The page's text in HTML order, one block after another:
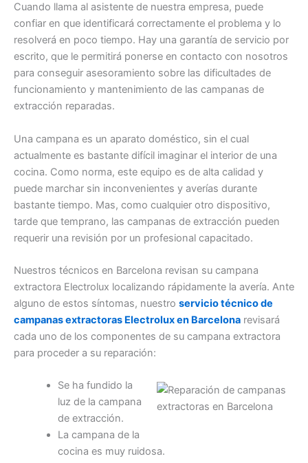
Cuando llama al asistente de nuestra empresa, puede
confiar en que identificará correctamente el problema y lo
resolverá en poco tiempo. Hay una garantía de servicio por
escrito, que le permitirá ponerse en contacto con nosotros
para conseguir asesoramiento sobre las dificultades de
funcionamiento y mantenimiento de las campanas de
extracción reparadas.
Una campana es un aparato doméstico, sin el cual
actualmente es bastante difícil imaginar el interior de una
cocina. Como norma, este equipo es de alta calidad y
puede marchar sin inconvenientes y averías durante
bastante tiempo. Mas, como cualquier otro dispositivo,
tarde que temprano, las campanas de extracción pueden
requerir una revisión por un profesional capacitado.
Nuestros técnicos en Barcelona revisan su campana
extractora Electrolux localizando rápidamente la avería. Ante
alguno de estos síntomas, nuestro servicio técnico de
campanas extractoras Electrolux en Barcelona revisará
cada uno de los componentes de su campana extractora
para proceder a su reparación:
Se ha fundido la
luz de la campana
de extracción.
La campana de la
cocina es muy ruidosa.